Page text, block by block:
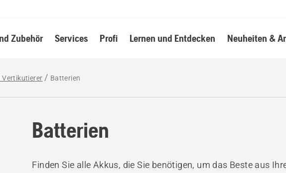
Zubehör Services Profi Lernen und Entdecken Neuheiten &
Vertikutierer Batterien
Batterien
Finden Sie alle Akkus, die Sie benötigen, um das Beste aus